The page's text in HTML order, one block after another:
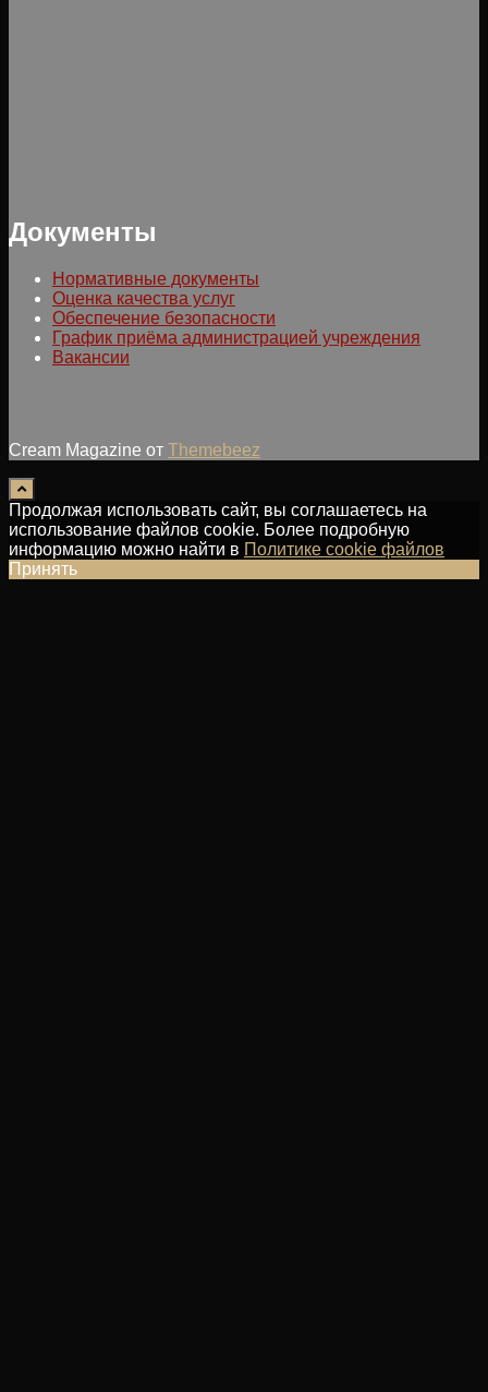
Документы
Нормативные документы
Оценка качества услуг
Обеспечение безопасности
График приёма администрацией учреждения
Вакансии
Cream Magazine от Themebeez
Продолжая использовать сайт, вы соглашаетесь на
использование файлов cookie. Более подробную
информацию можно найти в Политике cookie файлов
Принять